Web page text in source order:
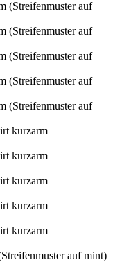
auf mint)